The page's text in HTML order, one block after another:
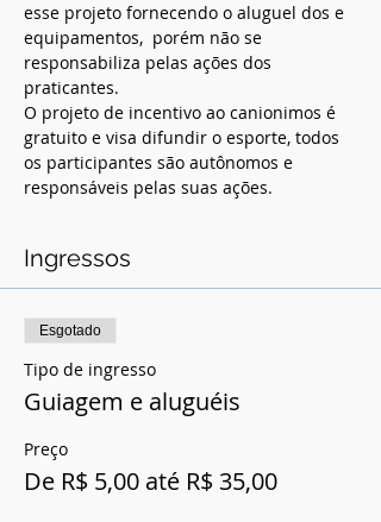
esse projeto fornecendo o aluguel dos e
equipamentos,  porém não se
responsabiliza pelas ações dos
praticantes.
O projeto de incentivo ao canionimos é
gratuito e visa difundir o esporte, todos
os participantes são autônomos e
responsáveis pelas suas ações.
Ingressos
Esgotado
Tipo de ingresso
Guiagem e aluguéis
Preço
De R$ 5,00 até R$ 35,00